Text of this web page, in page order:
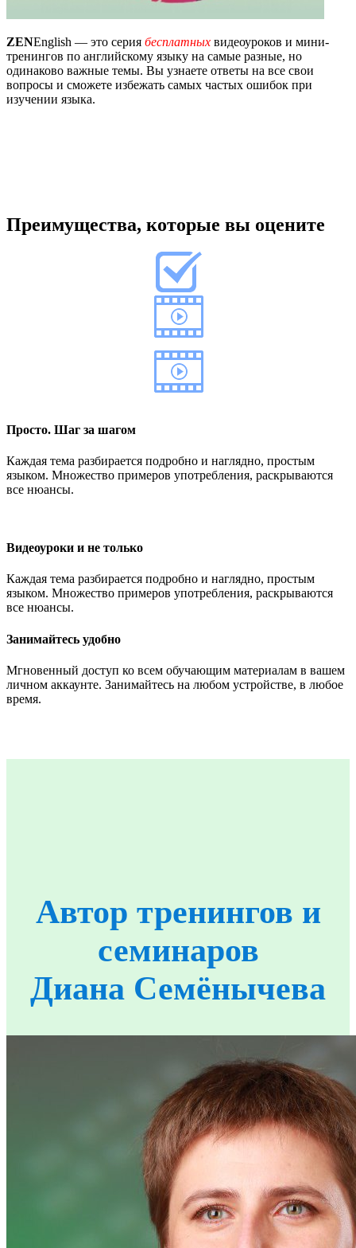
ZENEnglish — это серия бесплатных видеоуроков и мини-
тренингов по английскому языку на самые разные, но
одинаково важные темы. Вы узнаете ответы на все свои
вопросы и сможете избежать самых частых ошибок при
изучении языка.
Преимущества, которые вы оцените
Просто. Шаг за шагом
Каждая тема разбирается подробно и наглядно, простым
языком. Множество примеров употребления, раскрываются
все нюансы.
Видеоуроки и не только
Каждая тема разбирается подробно и наглядно, простым
языком. Множество примеров употребления, раскрываются
все нюансы.
Занимайтесь удобно
Мгновенный доступ ко всем обучающим материалам в вашем
личном аккаунте. Занимайтесь на любом устройстве, в любое
время.
Автор тренингов и
семинаров
Диана Семёнычева